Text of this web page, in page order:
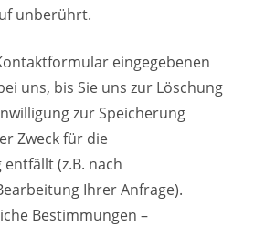
unberührt.
eingegebenen
uns, bis Sie uns zur Löschung
zur Speicherung
Zweck für die
(z.B. nach
Ihrer Anfrage).
Bestimmungen –